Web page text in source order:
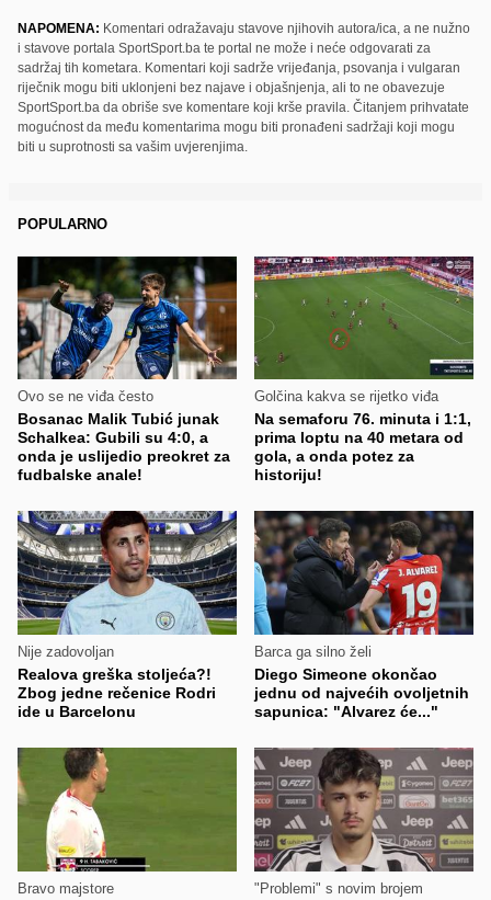
NAPOMENA: Komentari odražavaju stavove njihovih autora/ica, a ne nužno
i stavove portala SportSport.ba te portal ne može i neće odgovarati za
sadržaj tih kometara. Komentari koji sadrže vrijeđanja, psovanja i vulgaran
riječnik mogu biti uklonjeni bez najave i objašnjenja, ali to ne obavezuje
SportSport.ba da obriše sve komentare koji krše pravila. Čitanjem prihvatate
mogućnost da među komentarima mogu biti pronađeni sadržaji koji mogu
biti u suprotnosti sa vašim uvjerenjima.
POPULARNO
Ovo se ne viđa često
Bosanac Malik Tubić junak
Schalkea: Gubili su 4:0, a
onda je uslijedio preokret za
fudbalske anale!
Golčina kakva se rijetko viđa
Na semaforu 76. minuta i 1:1,
prima loptu na 40 metara od
gola, a onda potez za
historiju!
Nije zadovoljan
Realova greška stoljeća?!
Zbog jedne rečenice Rodri
ide u Barcelonu
Barca ga silno želi
Diego Simeone okončao
jednu od najvećih ovoljetnih
sapunica: "Alvarez će..."
Bravo majstore "Problemi" s novim brojem